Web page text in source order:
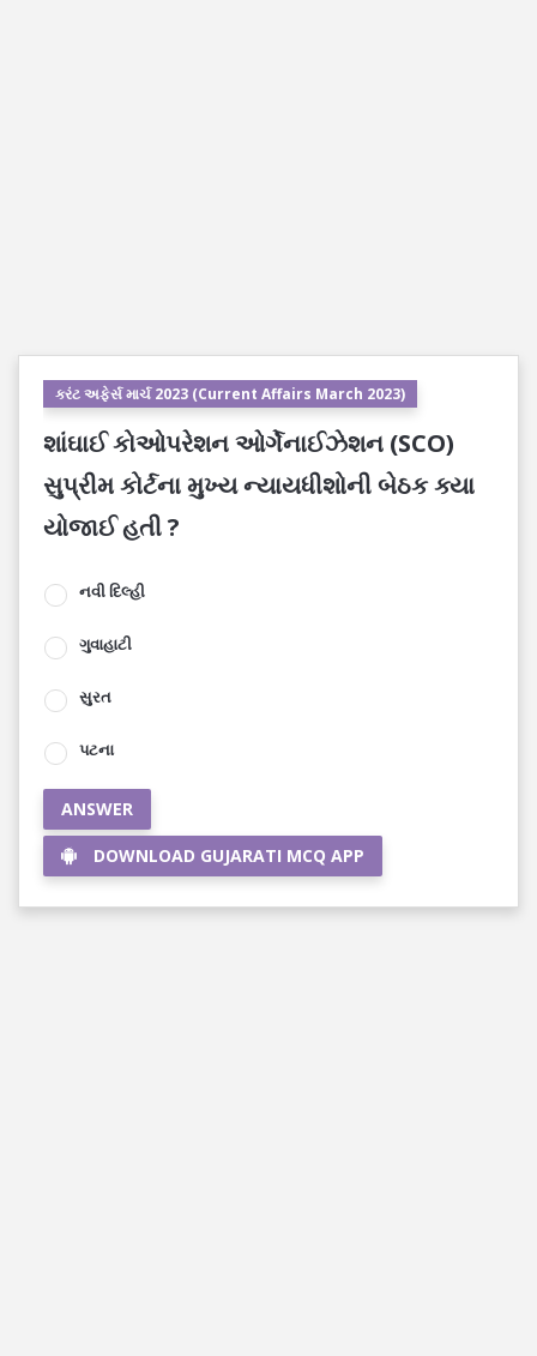
કરંટ અફેર્સ માર્ચ 2023 (Current Affairs March 2023)
શાંઘાઈ કોઓપરેશન ઓર્ગેનાઈઝેશન (SCO)
સુપ્રીમ કોર્ટના મુખ્ય ન્યાયધીશોની બેઠક ક્યા
યોજાઈ હતી ?
નવી દિલ્હી
ગુવાહાટી
સુરત
પટના
ANSWER
DOWNLOAD GUJARATI MCQ APP